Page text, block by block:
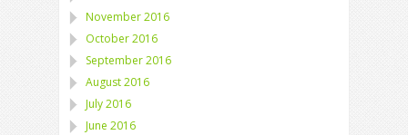
November 2016
October 2016
September 2016
August 2016
July 2016
June 2016